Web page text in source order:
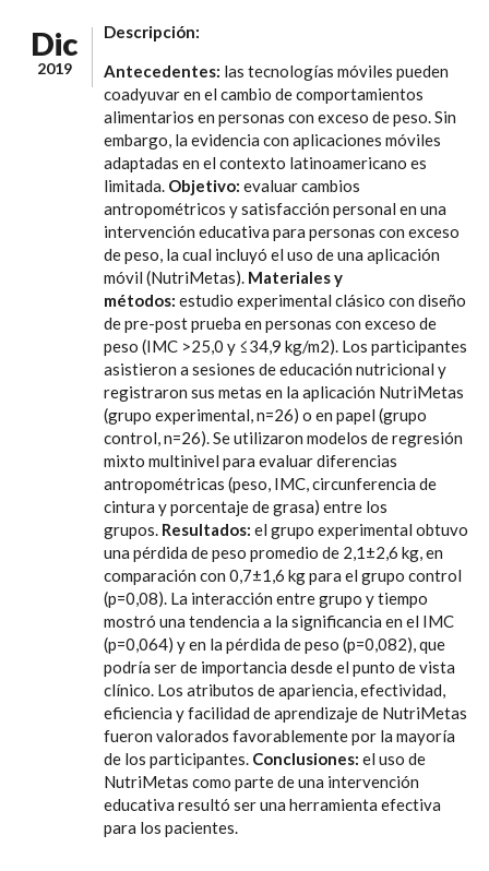
Dic
2019
Descripción:
Antecedentes: las tecnologías móviles pueden
coadyuvar en el cambio de comportamientos
alimentarios en personas con exceso de peso. Sin
embargo, la evidencia con aplicaciones móviles
adaptadas en el contexto latinoamericano es
limitada. Objetivo: evaluar cambios
antropométricos y satisfacción personal en una
intervención educativa para personas con exceso
de peso, la cual incluyó el uso de una aplicación
móvil (NutriMetas). Materiales y
métodos: estudio experimental clásico con diseño
de pre-post prueba en personas con exceso de
peso (IMC >25,0 y ≤34,9 kg/m2). Los participantes
asistieron a sesiones de educación nutricional y
registraron sus metas en la aplicación NutriMetas
(grupo experimental, n=26) o en papel (grupo
control, n=26). Se utilizaron modelos de regresión
mixto multinivel para evaluar diferencias
antropométricas (peso, IMC, circunferencia de
cintura y porcentaje de grasa) entre los
grupos. Resultados: el grupo experimental obtuvo
una pérdida de peso promedio de 2,1±2,6 kg, en
comparación con 0,7±1,6 kg para el grupo control
(p=0,08). La interacción entre grupo y tiempo
mostró una tendencia a la significancia en el IMC
(p=0,064) y en la pérdida de peso (p=0,082), que
podría ser de importancia desde el punto de vista
clínico. Los atributos de apariencia, efectividad,
eficiencia y facilidad de aprendizaje de NutriMetas
fueron valorados favorablemente por la mayoría
de los participantes. Conclusiones: el uso de
NutriMetas como parte de una intervención
educativa resultó ser una herramienta efectiva
para los pacientes.